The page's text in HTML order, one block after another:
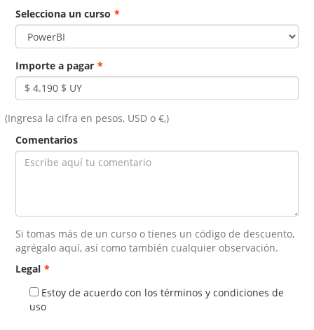
Selecciona un curso *
Importe a pagar *
(Ingresa la cifra en pesos, USD o €,)
Comentarios
Si tomas más de un curso o tienes un código de descuento,
agrégalo aquí, así como también cualquier observación.
Legal *
Estoy de acuerdo con los términos y condiciones de
uso